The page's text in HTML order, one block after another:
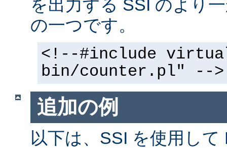
を出力する SSI のより
の一つです。
<!--#include
bin/counter.pl" -->
追加の例
以下は、SSI を使用し